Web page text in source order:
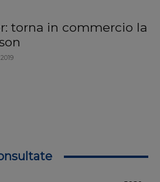
torna in commercio la